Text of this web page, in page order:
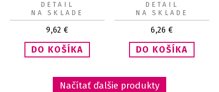
9,62 €
DETAIL
NA SKLADE
6,26 €
DETAIL
NA SKLADE
Načítať ďalšie produkty